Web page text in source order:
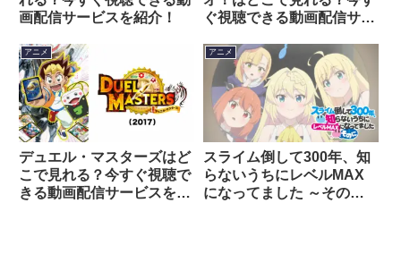
画配信サービスを紹介！
ぐ視聴できる動画配信サー
アニメ
デュエル・マスターズはど
こで見れる？今すぐ視聴で
きる動画配信サービスを紹
アニメ
スライム倒して300年、知
らないうちにレベルMAX
になってました ～そのに